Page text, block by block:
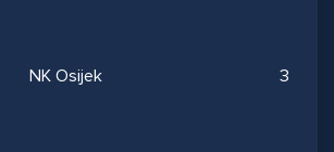
NK Osijek 3